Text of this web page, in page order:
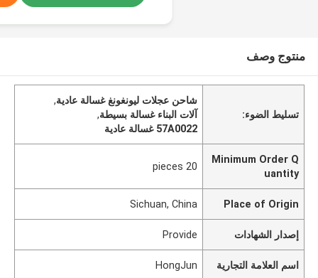
منتوج وصف
تسليط الضوء:
شاحن عجلات ليونغونغ غسالة عادية,
آلات البناء غسالة بسيطة,
57A0022 غسالة عادية
Minimum Order Q
uantity
20 pieces
Place of Origin
Sichuan, China
إصدار الشهادات Provide
اسم العلامة التجارية HongJun